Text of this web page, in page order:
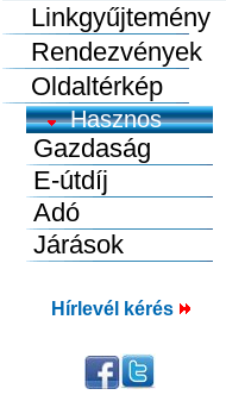
Linkgyűjtemény
Rendezvények
Oldaltérkép
Hírlevél kérés